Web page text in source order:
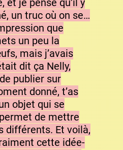
et je pense qu’il y
un truc où on se…
que
un peu la
mais j’avais
dit ça Nelly,
publier sur
donné, t’as
objet qui se
de mettre
différents. Et voilà,
cette idée-